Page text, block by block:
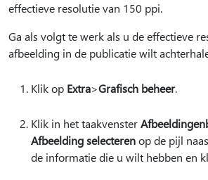
effectieve resolutie van 150 ppi.
Ga als volgt te werk als u de effectieve
afbeelding in de publicatie wilt
Klik op Extra>Grafisch beheer.
Klik in het taakvenster
Afbeelding selecterenop de pijl
de informatie die u wilt hebben en